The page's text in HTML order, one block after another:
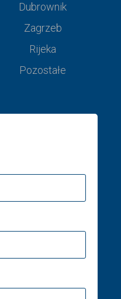
Dubrownik
Zagrzeb
Rijeka
Pozostałe